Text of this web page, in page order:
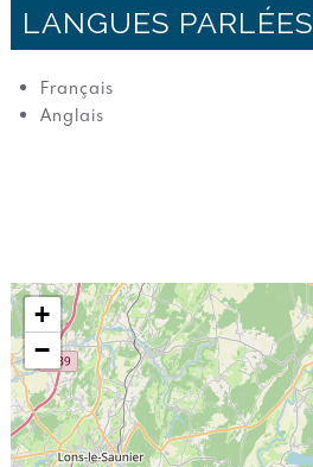
LANGUES PARLÉES
Français
Anglais
+
−